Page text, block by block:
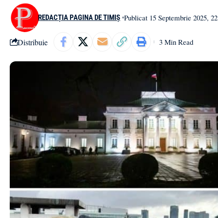
REDACȚIA PAGINA DE TIMIȘ Publicat 15 Septembrie 2025,
Distribuie 3 Min Read